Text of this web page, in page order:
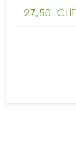
27,50 CHF